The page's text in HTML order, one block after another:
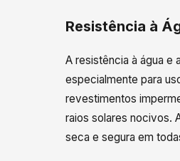
Resistência à
A resistência à água e
especialmente para
revestimentos
raios solares nocivos.
seca e segura em